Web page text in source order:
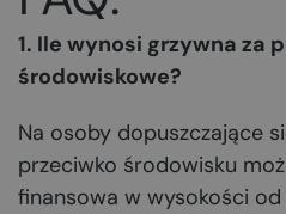
1. Ile wynosi grzywna za
środowiskowe?
Na osoby dopuszczające
przeciwko środowisku
finansowa w wysokości od